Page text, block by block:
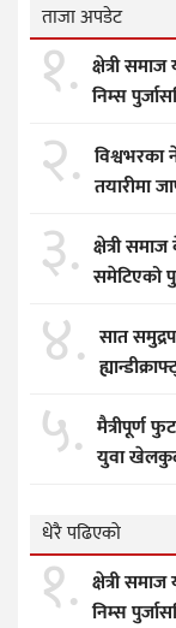
ताजा अपडेट
१. क्षेत्री समाज
निम्स
२. विश्वभरका
तयारीमा
३. क्षेत्री
समेटिएको
४. सात
५. मैत्रीपूर्ण
युवा
धेरै पढिएको
१. क्षेत्री समाज
निम्स